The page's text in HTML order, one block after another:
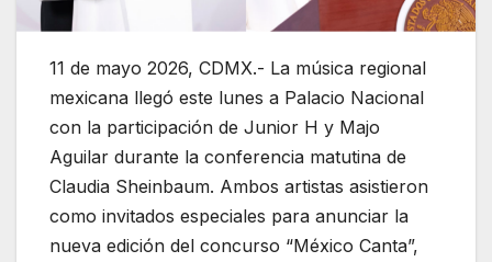
11 de mayo 2026, CDMX.- La música regional
mexicana llegó este lunes a Palacio Nacional
con la participación de Junior H y Majo
Aguilar durante la conferencia matutina de
Claudia Sheinbaum. Ambos artistas asistieron
como invitados especiales para anunciar la
nueva edición del concurso “México Canta”,